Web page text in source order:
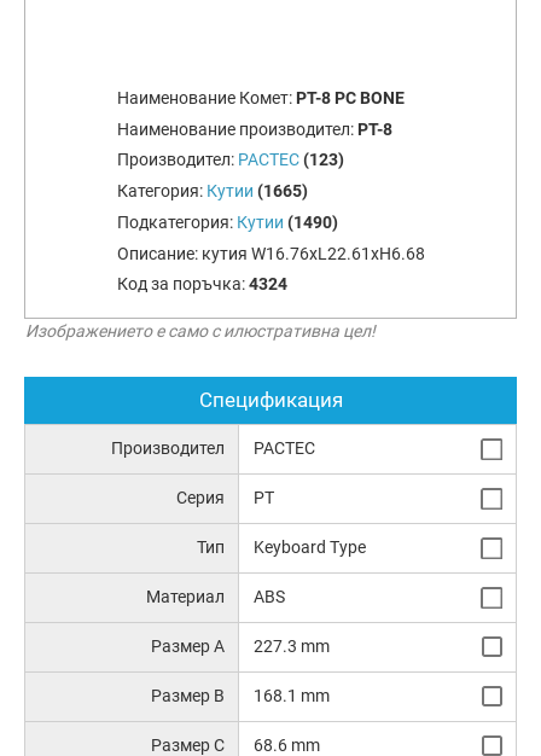
Наименование Комет: PT-8 PC BONE
Наименование производител: PT-8
Производител: PACTEC (123)
Категория: Кутии (1665)
Подкатегория: Кутии (1490)
Описание: кутия W16.76xL22.61xH6.68
Код за поръчка:4324
Изображението е само с илюстративна цел!
Спецификация
Производител PACTEC
Серия PT
Тип Keyboard Type
Материал ABS
Размер A 227.3 mm
Размер B 168.1 mm
Размер C 68.6 mm